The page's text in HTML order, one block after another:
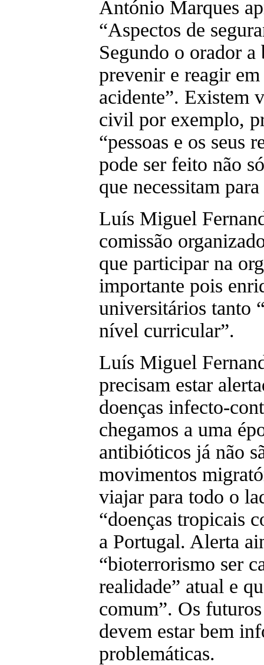
António Marques
“Aspectos de
Segundo o orador a
prevenir e reagir
acidente”. Existem
civil por exemplo,
“pessoas e os seus
pode ser feito não
que necessitam
Luís Miguel
comissão
que participar na
importante pois
universitários tanto
nível curricular”.
Luís Miguel
precisam estar
doenças infecto-
chegamos a uma
antibióticos já não
movimentos
viajar para todo o
“doenças tropicais
a Portugal. Alerta
“bioterrorismo ser
realidade” atual e
comum”. Os
devem estar bem
problemáticas.